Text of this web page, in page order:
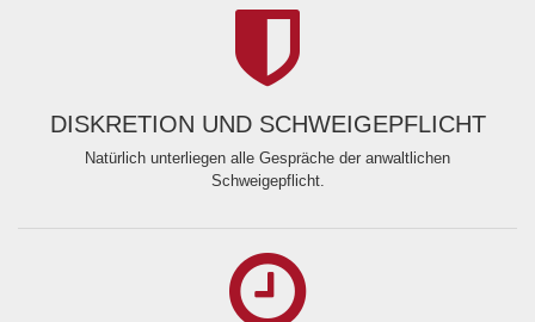
DISKRETION UND SCHWEIGEPFLICHT
Natürlich unterliegen alle Gespräche der anwaltlichen
Schweigepflicht.